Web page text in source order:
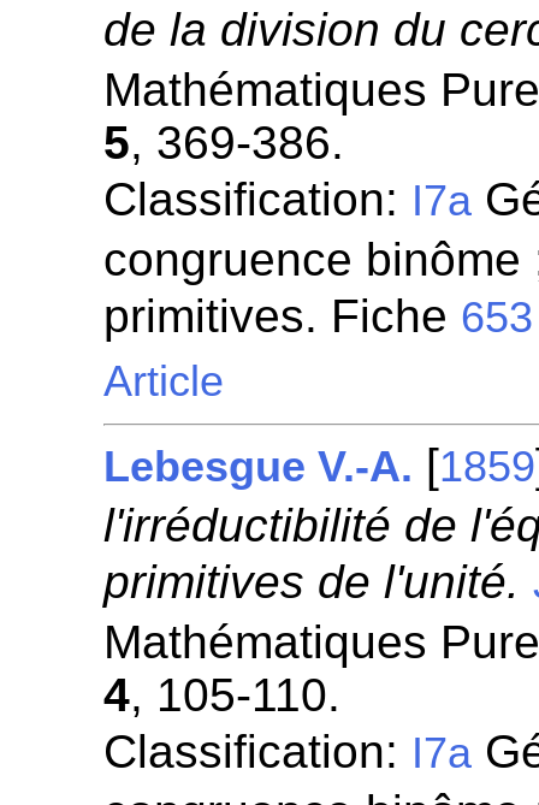
de la division du
Mathématiques
5, 369-386.
Classification: I7a
congruence
primitives. Fiche 653
Article
Lebesgue V.-A. [1859
l'irréductibilité de
primitives de l'unité.
Mathématiques
4, 105-110.
Classification: I7a